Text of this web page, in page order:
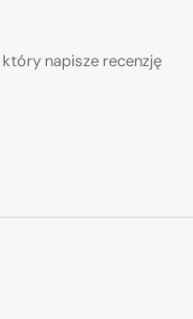
napisze recenzję